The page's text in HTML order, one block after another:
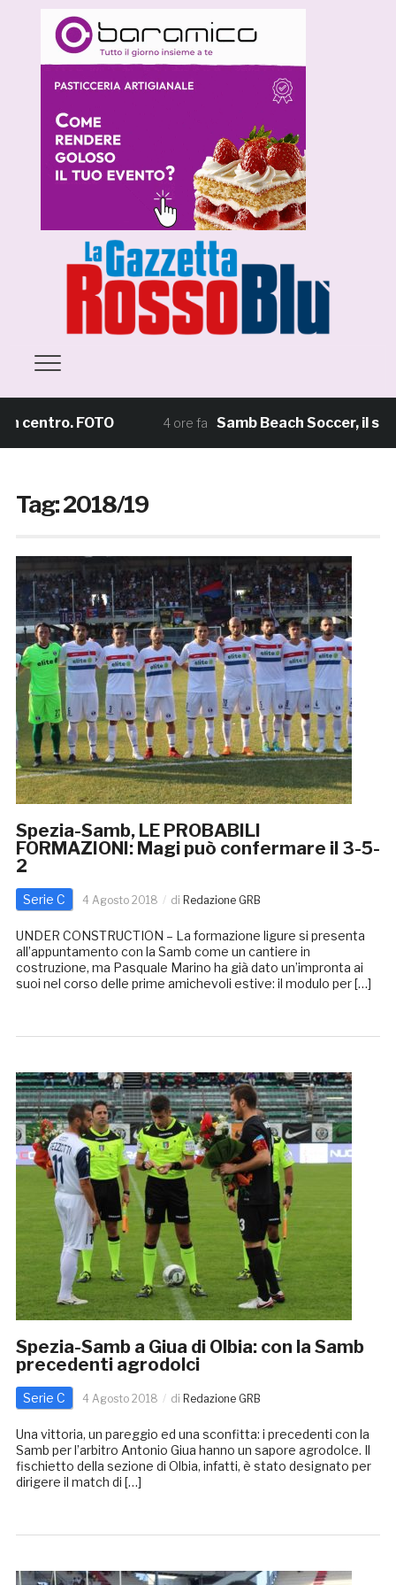
FOTO 4 ore fa Samb Beach Soccer, il sogno
Tag:2018/19
Spezia-Samb, LE PROBABILI
FORMAZIONI: Magi può confermare il 3-5-
2
Serie C 4 Agosto 2018 di Redazione GRB
UNDER CONSTRUCTION – La formazione ligure si presenta
all’appuntamento con la Samb come un cantiere in
costruzione, ma Pasquale Marino ha già dato un’impronta ai
suoi nel corso delle prime amichevoli estive: il modulo per […]
Spezia-Samb a Giua di Olbia: con la Samb
precedenti agrodolci
Serie C 4 Agosto 2018 di Redazione GRB
Una vittoria, un pareggio ed una sconfitta: i precedenti con la
Samb per l’arbitro Antonio Giua hanno un sapore agrodolce. Il
fischietto della sezione di Olbia, infatti, è stato designato per
dirigere il match di […]